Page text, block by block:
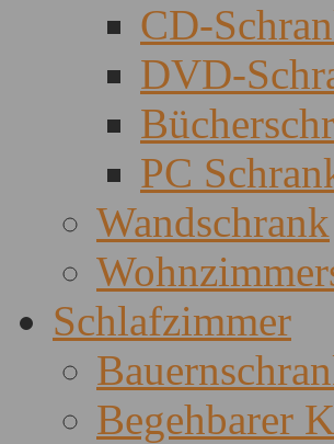
CD-
DVD-
PC
Wandschrank
Schlafzimmer
Begehbarer